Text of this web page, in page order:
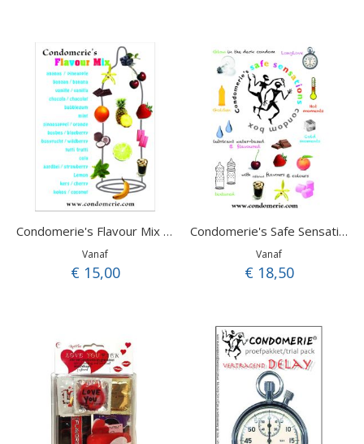
Condomerie's Flavour Mix pack
Vanaf
€ 15,00
Condomerie's Safe Sensations pack
Vanaf
€ 18,50